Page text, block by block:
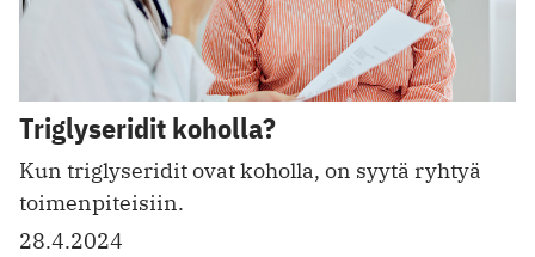
Triglyseridit koholla?
Kun triglyseridit ovat koholla, on syytä ryhtyä
toimenpiteisiin.
28.4.2024